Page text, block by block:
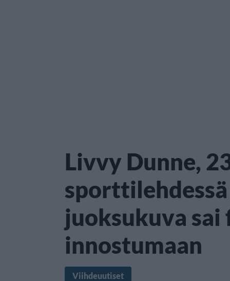
Livvy Dunne,
juoksukuva sai
innostumaan
Viihdeuutiset